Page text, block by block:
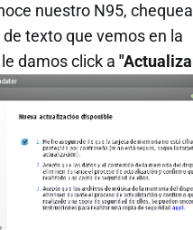
nuestro N95,
de texto que vemos en la
damos click a